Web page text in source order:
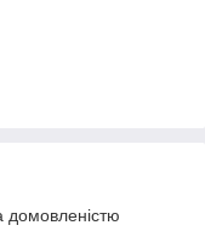
домовленістю